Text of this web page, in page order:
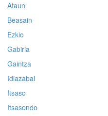
Ataun
Beasain
Ezkio
Gabiria
Gaintza
Idiazabal
Itsaso
Itsasondo